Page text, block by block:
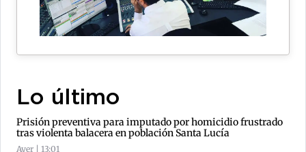
Lo último
Prisión preventiva para imputado por homicidio frustrado
tras violenta balacera en población Santa Lucía
Ayer | 13:01